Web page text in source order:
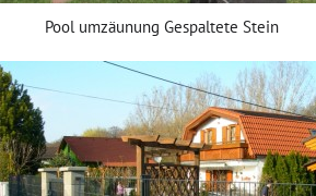
Pool umzäunung Gespaltete Stein